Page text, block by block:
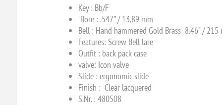
Key : Bb/F
Bore : .547” / 13,89 mm
Bell : Hand hammered Gold Brass 8.46" / 215
Features: Screw Bell lare
Outfit : back pack case
valve: Icon valve
Slide : ergonomic slide
Finish : Clear lacquered
S.Nr. : 480508